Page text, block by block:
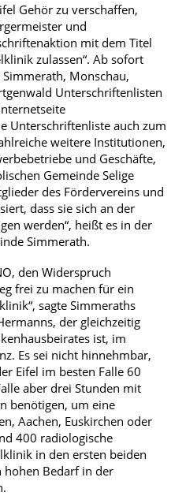
Gehör zu verschaffen,
und
mit dem Titel
zulassen“. Ab sofort
Monschau,
Unterschriftenlisten
Unterschriftenliste auch zum
weitere Institutionen,
und Geschäfte,
Gemeinde Selige
des Fördervereins und
dass sie sich an der
werden“, heißt es in der
Simmerath.
den Widerspruch
frei zu machen für ein
sagte Simmeraths
der gleichzeitig
ist, im
Es sei nicht hinnehmbar,
Eifel im besten Falle 60
aber drei Stunden mit
benötigen, um eine
Aachen, Euskirchen oder
400 radiologische
in den ersten beiden
Bedarf in der